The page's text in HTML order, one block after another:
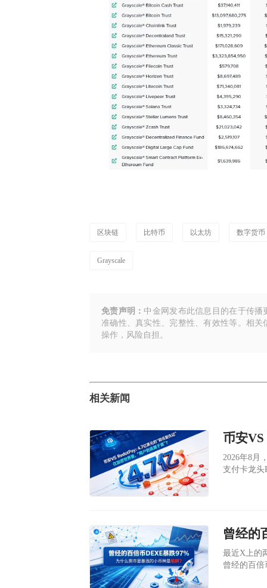
区块链 比特币 以太坊 数字货币
Grayscale
免责声明： 中金网发布此信息目的在于传
准确性、真实性、完整性、有效性等。相
操作，风险自担。
相关新闻
​2026年8月
支付卡龙头
最近X上的
曾经的百倍